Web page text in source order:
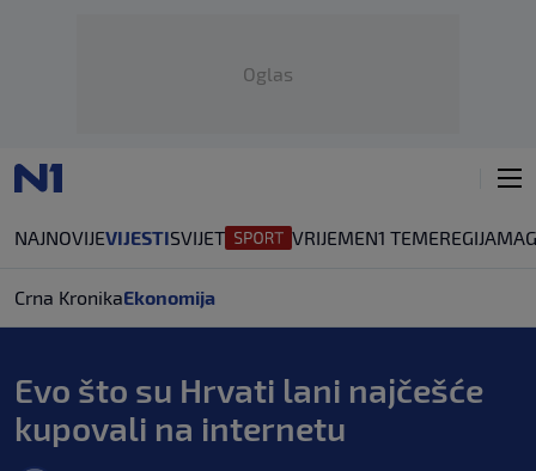
Oglas
NAJNOVIJEVIJESTISVIJET VRIJEMEN1 TEMEREGIJA
Crna KronikaEkonomija
Evo što su Hrvati lani najčešće
kupovali na internetu